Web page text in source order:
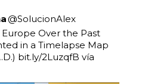
@SolucionAlex
Over the Past
in a Timelapse Map
bit.ly/2LuzqfB